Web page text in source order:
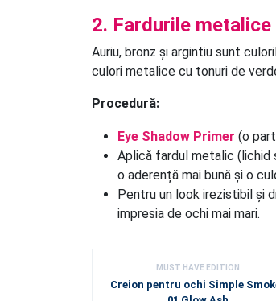
2. Fardurile
Auriu, bronz și argintiu sunt
culori metalice cu tonuri de
Procedură:
Eye Shadow Primer (o
Aplică fardul metalic (lichid
o aderență mai bună și o
Pentru un look irezistibil și
impresia de ochi mai mari.
MUST HAVE EDITION
Creion pentru ochi Simple